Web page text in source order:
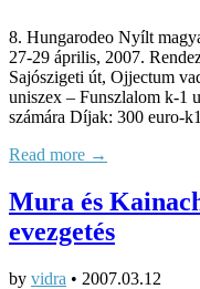
8. Hungarodeo Nyílt
27-29 április, 2007.
Sajószigeti út, Ojjectum
uniszex – Funszlalom k-1
számára Díjak: 300 euro-
Read more →
Mura és
evezgetés
by vidra • 2007.03.12